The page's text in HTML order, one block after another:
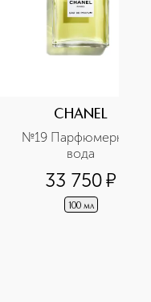
CHANEL
№19 Парфюмерная
вода
33 750¤
100 мл